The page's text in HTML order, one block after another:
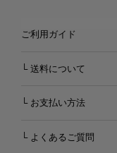
ご利用ガイド
└ 送料について
└ お支払い方法
└ よくあるご質問